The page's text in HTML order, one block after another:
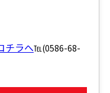
チラへ℡(0586-68-